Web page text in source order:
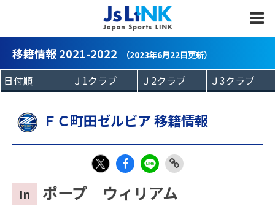
移籍情報 2021-2022 （2023年6月22日更新）
ＦＣ町田ゼルビア 移籍情報
eb
E
Copy
In ポープ ウィリアム